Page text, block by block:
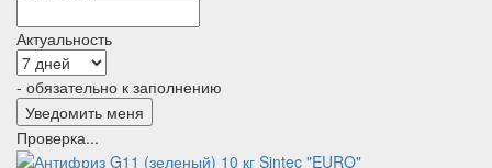
Актуальность
- обязательно к заполнению
Проверка...